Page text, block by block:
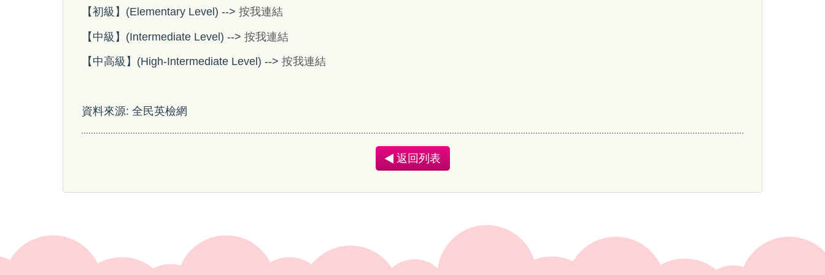
【初級】(Elementary Level) --> 按我連結
【中級】(Intermediate Level) --> 按我連結
【中高級】(High-Intermediate Level) --> 按我連結
資料來源: 全民英檢網
返回列表